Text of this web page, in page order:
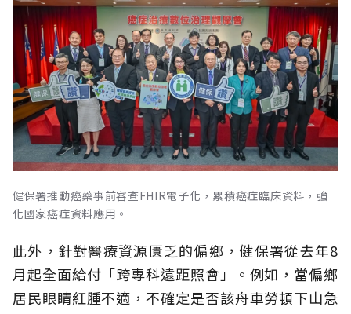
健保署推動癌藥事前審查FHIR電子化，累積癌症臨床資料，強
化國家癌症資料應用。
此外，針對醫療資源匱乏的偏鄉，健保署從去年8
月起全面給付「跨專科遠距照會」。例如，當偏鄉
居民眼睛紅腫不適，不確定是否該舟車勞頓下山急